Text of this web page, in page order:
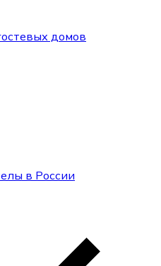
домов